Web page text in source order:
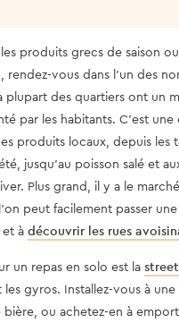
produits grecs de saison
rendez-vous dans l’un des
plupart des quartiers ont un
par les habitants. C’est une
produits locaux, depuis les
jusqu’au poisson salé et
Plus grand, il y a le
peut facilement passer
à découvrir les rues
un repas en solo est la
les gyros. Installez-vous à
bière, ou achetez-en à